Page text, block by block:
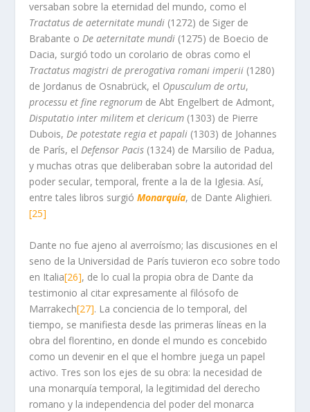
versaban sobre la eternidad del mundo, como el
Tractatus de aeternitate mundi (1272) de Siger de
Brabante oDe aeternitate mundi (1275) de Boecio de
Dacia, surgió todo un corolario de obras como el
Tractatus magistri de prerogativa romani imperii (1280)
de Jordanus de Osnabrück, el Opusculum de ortu,
processu et fine regnorum de Abt Engelbert de Admont,
Disputatio inter militem et clericum (1303) de Pierre
Dubois,De potestate regia et papali (1303) de Johannes
de París, elDefensor Pacis (1324) de Marsilio de Padua,
y muchas otras que deliberaban sobre la autoridad del
poder secular, temporal, frente a la de la Iglesia. Así,
entre tales libros surgióMonarquía, de Dante Alighieri.
[25]
Dante no fue ajeno al averroísmo; las discusiones en el
seno de la Universidad de París tuvieron eco sobre todo
en Italia[26], de lo cual la propia obra de Dante da
testimonio al citar expresamente al filósofo de
Marrakech[27]. La conciencia de lo temporal, del
tiempo, se manifiesta desde las primeras líneas en la
obra del florentino, en donde el mundo es concebido
como un devenir en el que el hombre juega un papel
activo. Tres son los ejes de su obra: la necesidad de
una monarquía temporal, la legitimidad del derecho
romano y la independencia del poder del monarca